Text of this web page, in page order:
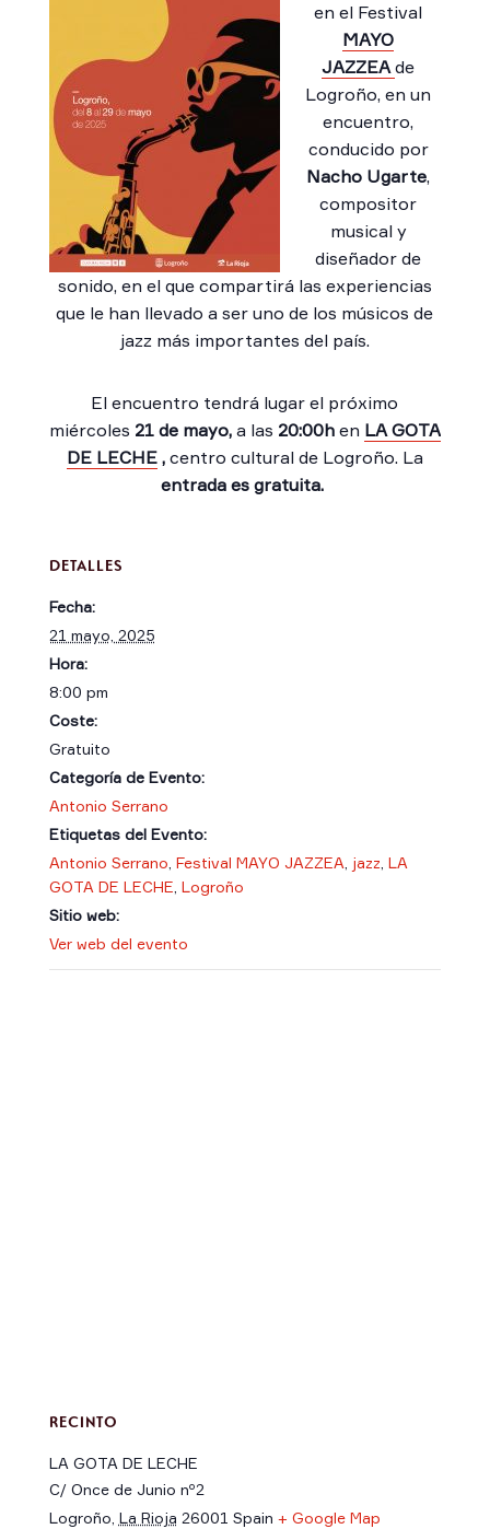
en el Festival
MAYO
JAZZEAde
Logroño, en un
encuentro,
conducido por
Nacho Ugarte,
compositor
musical y
diseñador de
sonido, en el que compartirá las experiencias
que le han llevado a ser uno de los músicos de
jazz más importantes del país.
El encuentro tendrá lugar el próximo
miércoles 21 de mayo, a las 20:00h en LA GOTA
DE LECHE, centro cultural de Logroño. La
entrada es gratuita.
DETALLES
Fecha:
21 mayo, 2025
Hora:
8:00 pm
Coste:
Gratuito
Categoría de Evento:
Antonio Serrano
Etiquetas del Evento:
Antonio Serrano, Festival MAYO JAZZEA, jazz, LA
GOTA DE LECHE, Logroño
Sitio web:
Ver web del evento
RECINTO
LA GOTA DE LECHE
C/ Once de Junio nº2
Logroño, La Rioja 26001 Spain + Google Map